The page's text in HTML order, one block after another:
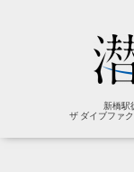
新橋駅
ザ ダイブファ